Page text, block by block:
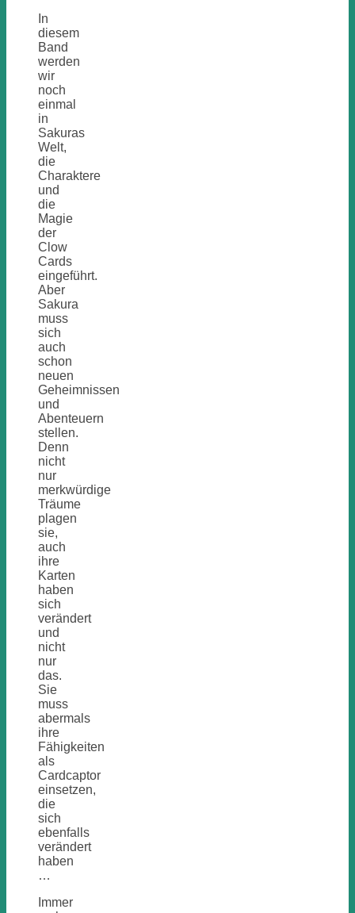
In
diesem
Band
werden
wir
noch
einmal
in
Sakuras
Welt,
die
Charaktere
und
die
Magie
der
Clow
Cards
eingeführt.
Aber
Sakura
muss
sich
auch
schon
neuen
Geheimnissen
und
Abenteuern
stellen.
Denn
nicht
nur
merkwürdige
Träume
plagen
sie,
auch
ihre
Karten
haben
sich
verändert
und
nicht
nur
das.
Sie
muss
abermals
ihre
Fähigkeiten
als
Cardcaptor
einsetzen,
die
sich
ebenfalls
verändert
haben
…
Immer